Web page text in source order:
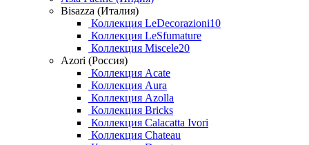
Bisazza (Италия)
Коллекция LeDecorazioni10
Коллекция LeSfumature
Коллекция Miscele20
Azori (Россия)
Коллекция Acate
Коллекция Aura
Коллекция Azolla
Коллекция Bricks
Коллекция Calacatta Ivori
Коллекция Chateau